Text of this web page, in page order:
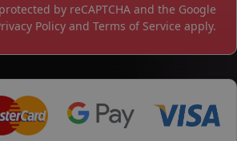
by reCAPTCHA and the Google
Policy and Terms of Service apply.